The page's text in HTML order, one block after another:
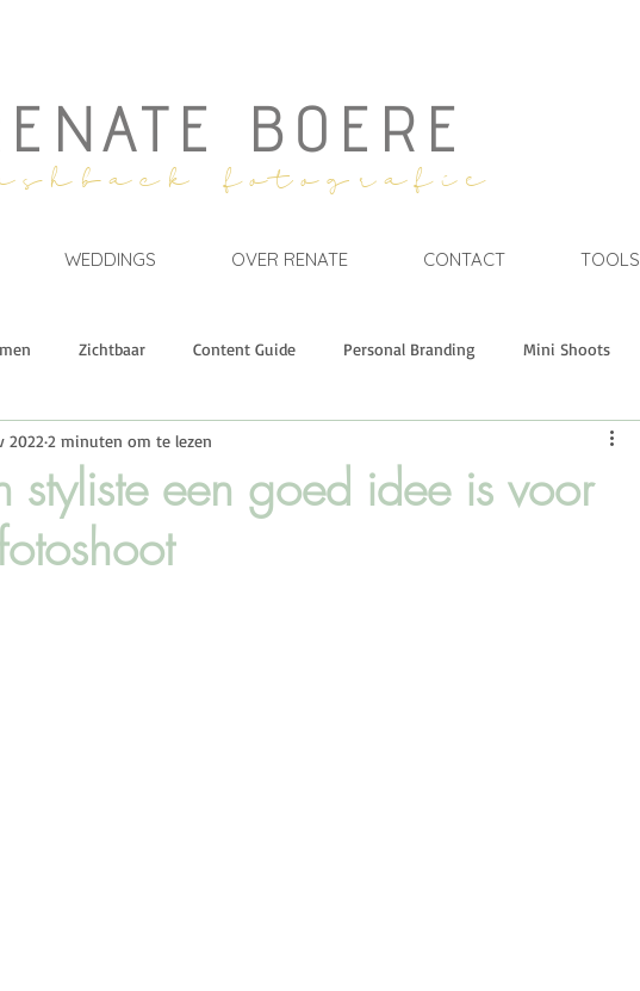
BOERE
fotografie
WEDDINGS OVER RENATE CONTACT TOOLS
Zichtbaar Content Guide Personal Branding Mini Shoots
& Retreats GROWTH.
Boudoir
styliste een goed idee is voor
2022 2 minuten om te lezen